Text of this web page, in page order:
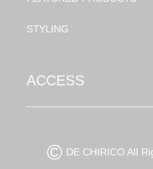
STYLING
ACCESS
© DE CHIRICO All